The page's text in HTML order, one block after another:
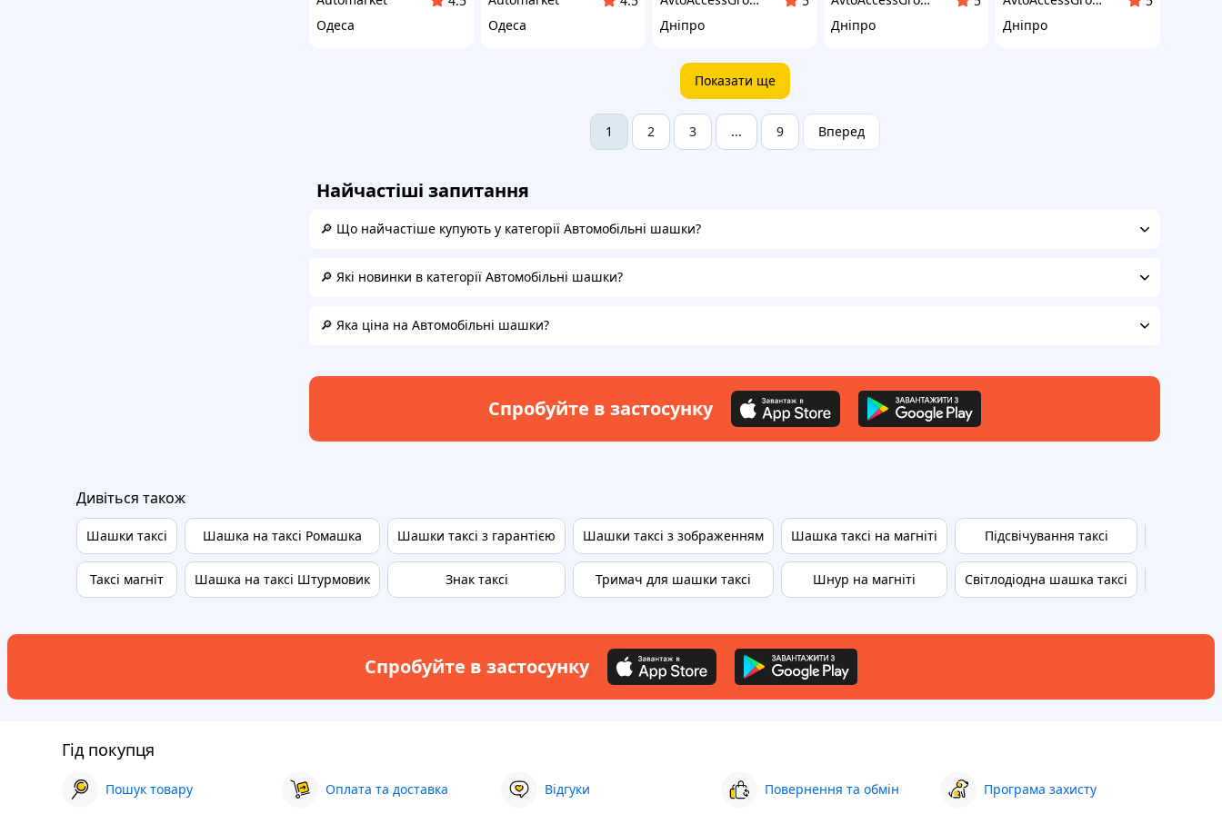
Одеса
Одеса
Дніпро
Дніпро
Дніпро
Показати ще
1 2 3 ... 9 Вперед
Найчастіші запитання
🔎 Що найчастіше купують у категорії Автомобільні шашки?
🔎 Які новинки в категорії Автомобільні шашки?
🔎 Яка ціна на Автомобільні шашки?
Спробуйте в застосунку
Дивіться також
Шашки таксі
Таксі магніт
Шашка на таксі Ромашка
Шашка на таксі Штурмовик
Шашки таксі з гарантією
Знак таксі
Шашки таксі з зображенням
Тримач для шашки таксі
Шашка таксі на магніті
Шнур на магніті
Підсвічування таксі
Світлодіодна шашка таксі
Спробуйте в застосунку
Гід покупця
Пошук товару Оплата та доставка Відгуки Повернення та обмін Програма захисту